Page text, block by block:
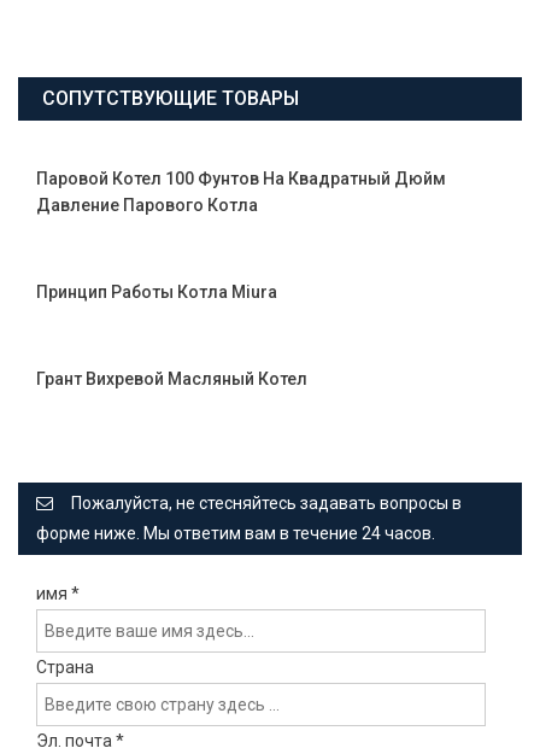
СОПУТСТВУЮЩИЕ ТОВАРЫ
Паровой Котел 100 Фунтов На Квадратный Дюйм
Давление Парового Котла
Принцип Работы Котла Miura
Грант Вихревой Масляный Котел
Пожалуйста, не стесняйтесь задавать вопросы в
форме ниже. Мы ответим вам в течение 24 часов.
имя *
Страна
Эл. почта *